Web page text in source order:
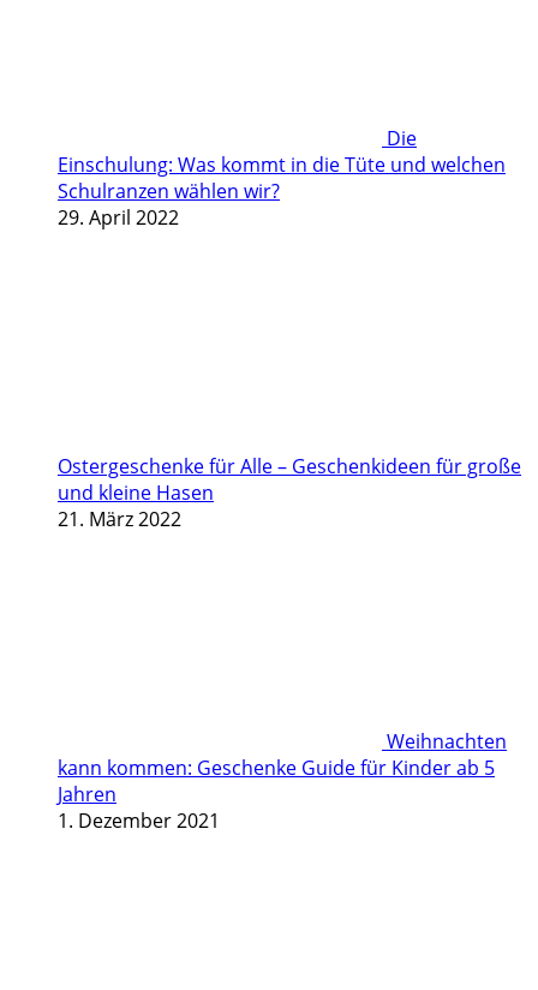
Die
Einschulung: Was kommt in die Tüte und welchen
Schulranzen wählen wir?
29. April 2022
Ostergeschenke für Alle – Geschenkideen für große
und kleine Hasen
21. März 2022
Weihnachten
kann kommen: Geschenke Guide für Kinder ab 5
Jahren
1. Dezember 2021